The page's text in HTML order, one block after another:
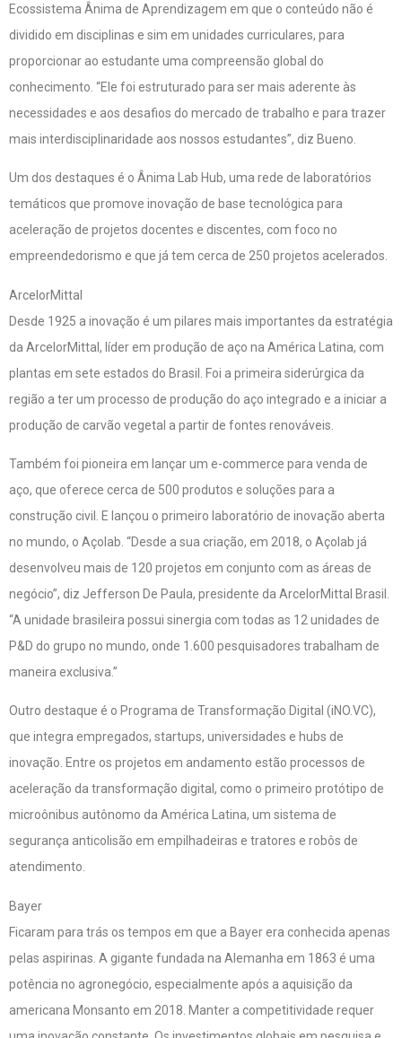
Ecossistema Ânima de Aprendizagem em que o conteúdo não é
dividido em disciplinas e sim em unidades curriculares, para
proporcionar ao estudante uma compreensão global do
conhecimento. “Ele foi estruturado para ser mais aderente às
necessidades e aos desafios do mercado de trabalho e para trazer
mais interdisciplinaridade aos nossos estudantes”, diz Bueno.
Um dos destaques é o Ânima Lab Hub, uma rede de laboratórios
temáticos que promove inovação de base tecnológica para
aceleração de projetos docentes e discentes, com foco no
empreendedorismo e que já tem cerca de 250 projetos acelerados.
ArcelorMittal
Desde 1925 a inovação é um pilares mais importantes da estratégia
da ArcelorMittal, líder em produção de aço na América Latina, com
plantas em sete estados do Brasil. Foi a primeira siderúrgica da
região a ter um processo de produção do aço integrado e a iniciar a
produção de carvão vegetal a partir de fontes renováveis.
Também foi pioneira em lançar um e-commerce para venda de
aço, que oferece cerca de 500 produtos e soluções para a
construção civil. E lançou o primeiro laboratório de inovação aberta
no mundo, o Açolab. “Desde a sua criação, em 2018, o Açolab já
desenvolveu mais de 120 projetos em conjunto com as áreas de
negócio”, diz Jefferson De Paula, presidente da ArcelorMittal Brasil.
“A unidade brasileira possui sinergia com todas as 12 unidades de
P&D do grupo no mundo, onde 1.600 pesquisadores trabalham de
maneira exclusiva.”
Outro destaque é o Programa de Transformação Digital (iNO.VC),
que integra empregados, startups, universidades e hubs de
inovação. Entre os projetos em andamento estão processos de
aceleração da transformação digital, como o primeiro protótipo de
microônibus autônomo da América Latina, um sistema de
segurança anticolisão em empilhadeiras e tratores e robôs de
atendimento.
Bayer
Ficaram para trás os tempos em que a Bayer era conhecida apenas
pelas aspirinas. A gigante fundada na Alemanha em 1863 é uma
potência no agronegócio, especialmente após a aquisição da
americana Monsanto em 2018. Manter a competitividade requer